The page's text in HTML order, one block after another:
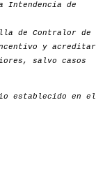
Intendencia de
de Contralor de
y acreditar
salvo casos
establecido en el